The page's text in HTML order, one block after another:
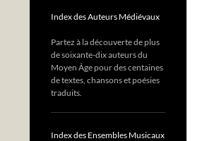
Index des Auteurs Médiévaux
Partez à la découverte de plus
de soixante-dix auteurs du
Moyen Âge pour des centaines
de textes, chansons et poésies
traduits.
Index des Ensembles Musicaux